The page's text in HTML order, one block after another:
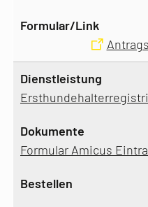
Formular Amicus